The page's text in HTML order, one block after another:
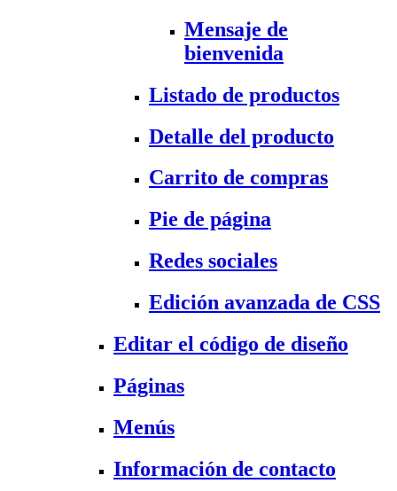
Mensaje de
bienvenida
Listado de productos
Detalle del producto
Carrito de compras
Pie de página
Redes sociales
Edición avanzada de CSS
Editar el código de diseño
Páginas
Menús
Información de contacto